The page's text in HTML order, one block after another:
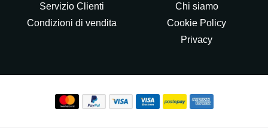
Servizio Clienti
Condizioni di vendita
Chi siamo
Cookie Policy
Privacy